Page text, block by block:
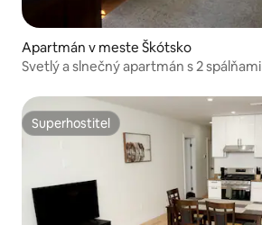
Apartmán v meste Škótsko
Svetlý a slnečný apartmán s 2 spálňami
Superhostiteľ
Superhostiteľ